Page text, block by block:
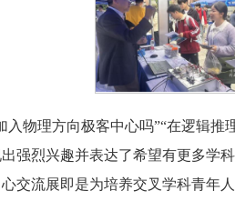
入物理方向极客中心吗”“在逻辑
强烈兴趣并表达了希望有更多学
交流展即是为培养交叉学科青年